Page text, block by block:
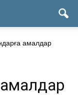
амалдар